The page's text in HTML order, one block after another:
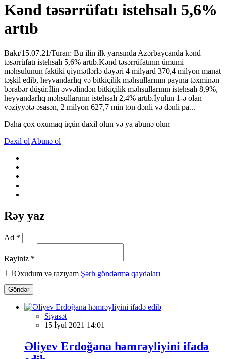
Kənd təsərrüfatı istehsalı 5,6%
artıb
Bakı/15.07.21/Turan: Bu ilin ilk yarısında Azərbaycanda kənd
təsərrüfatı istehsalı 5,6% artıb.Kənd təsərrüfatının ümumi
məhsulunun faktiki qiymətlərlə dəyəri 4 milyard 370,4 milyon manat
təşkil edib, heyvandarlıq və bitkiçilik məhsullarının payına təxminən
bərabər düşür.İlin əvvəlindən bitkiçilik məhsullarının istehsalı 8,9%,
heyvandarlıq məhsullarının istehsalı 2,4% artıb.İyulun 1-ə olan
vəziyyətə əsasən, 2 milyon 627,7 min ton dənli və dənli pa...
Daha çox oxumaq üçün daxil olun və ya abunə olun
Daxil ol Abunə ol
Rəy yaz
Ad *
Rəyiniz *
Oxudum və razıyam Şərh göndərmə qaydaları
Göndər
Siyasət
15 İyul 2021 14:01
Əliyev Erdoğana həmrəyliyini ifadə